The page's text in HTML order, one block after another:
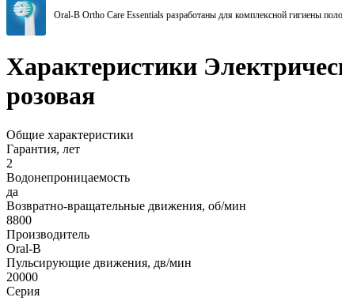
Oral-B Ortho Care Essentials разработаны для комплексной гигиены
Характеристики
розовая
Общие характеристики
Гарантия, лет
2
Водонепроницаемость
да
Возвратно-вращательные движения, об/мин
8800
Производитель
Oral-B
Пульсирующие движения, дв/мин
20000
Серия